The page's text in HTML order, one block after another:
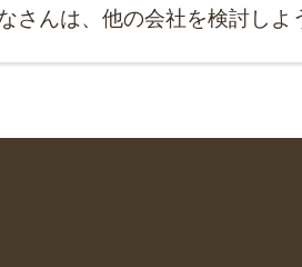
さんは、他の会社を検討しよ